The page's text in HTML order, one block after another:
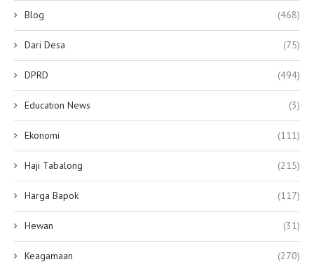
Blog (468)
Dari Desa (75)
DPRD (494)
Education News (3)
Ekonomi (111)
Haji Tabalong (215)
Harga Bapok (117)
Hewan (31)
Keagamaan (270)